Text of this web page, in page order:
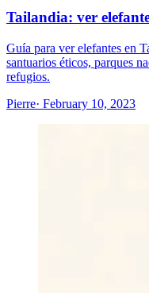
Tailandia: ver
Guía para ver elefantes en
santuarios éticos, parques
refugios.
Pierre· February 10, 2023